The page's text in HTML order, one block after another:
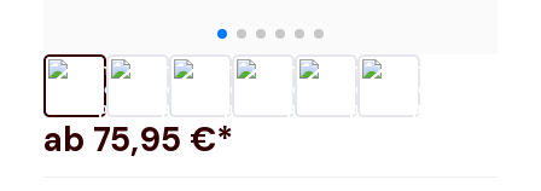
ab 75,95 €*